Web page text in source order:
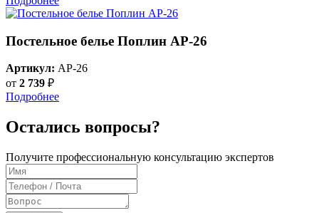
Постельное белье Поплин AP-26
Артикул: AP-26
от 2 739 ₽
Подробнее
Остались вопросы?
Получите профессиональную консультацию экспертов